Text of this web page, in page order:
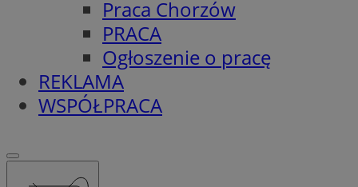
Praca Chorzów
PRACA
Ogłoszenie o pracę
REKLAMA
WSPÓŁPRACA